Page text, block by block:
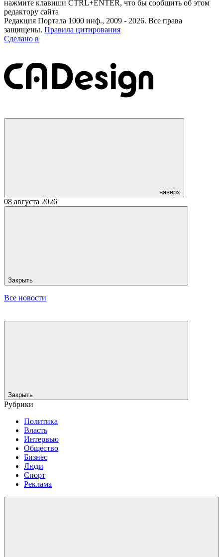
нажмите клавиши CTRL+ENTER, что бы сообщить об этом
редактору сайта
Редакция Портала 1000 инф., 2009 - 2026. Все права
защищены. Правила цитирования
Сделано в
наверх
08 августа 2026
Закрыть
Все новости
Закрыть
Рубрики
Политика
Власть
Интервью
Общество
Бизнес
Люди
Спорт
Реклама